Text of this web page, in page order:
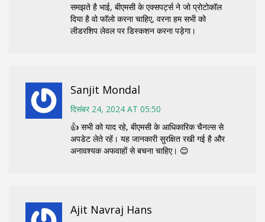
समझते है भाई, बीएमसी के एक्सपर्ट्स ने जो प्रोटोकॉल
दिया है वो फॉलो करना चाहिए, वरना हम सभी को
लीडरशिप लेवल पर डिस्कशन करना पड़ेगा।
Sanjit Mondal
दिसंबर 24, 2024 AT 05:50
👍 सभी को याद रहे, बीएमसी के आधिकारिक चैनल्स से
अपडेट लेते रहें। यह जानकारी सुरक्षित रखी गई है और
अनावश्यक अफवाहों से बचना चाहिए। 😊
Ajit Navraj Hans